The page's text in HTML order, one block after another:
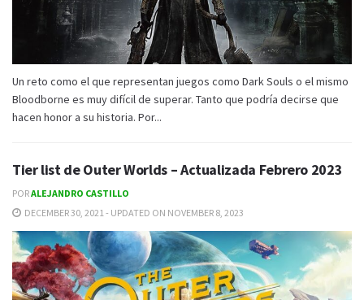
Un reto como el que representan juegos como Dark Souls o el mismo
Bloodborne es muy difícil de superar. Tanto que podría decirse que
hacen honor a su historia. Por...
Tier list de Outer Worlds – Actualizada Febrero 2023
PORALEJANDRO CASTILLO
DECEMBER 30, 2021 - UPDATED ON NOVEMBER 8, 2023